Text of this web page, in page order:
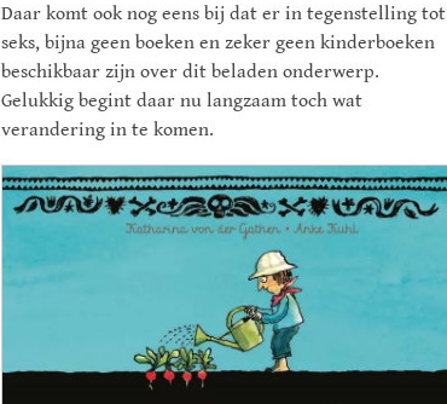
Daar komt ook nog eens bij dat er in tegenstelling tot
seks, bijna geen boeken en zeker geen kinderboeken
beschikbaar zijn over dit beladen onderwerp.
Gelukkig begint daar nu langzaam toch wat
verandering in te komen.